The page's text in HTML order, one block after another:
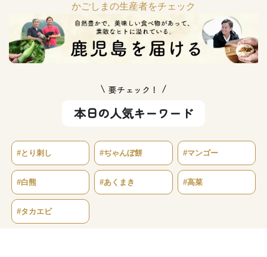
かごしまの生産者をチェック
要チェック！
本日の人気キーワード
#とり刺し #ぢゃんぼ餅 #マンゴー
#白熊 #あくまき #高菜
#タカエビ